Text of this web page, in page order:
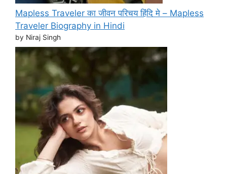
Mapless Traveler का जीवन परिचय हिंदि मे – Mapless
Traveler Biography in Hindi
by Niraj Singh